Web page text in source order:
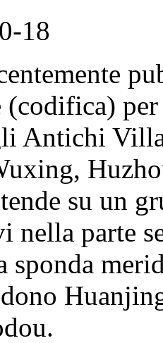
18
Antichi
su un
nella parte
sponda